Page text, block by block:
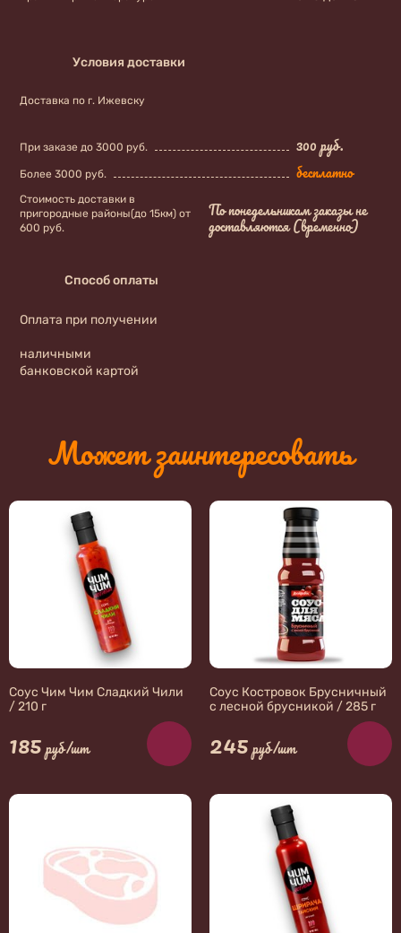
Условия доставки
Доставка по г. Ижевску
При заказе до 3000 руб. 300 руб.
Более 3000 руб. бесплатно
Стоимость доставки в
пригородные районы(до 15км) от
600 руб.
По понедельникам заказы не
доставляются (временно)
Способ оплаты
Оплата при получении
наличными
банковской картой
Может заинтересовать
Соус Чим Чим Сладкий Чили
/ 210 г
185 руб/шт
Соус Костровок Брусничный
с лесной брусникой / 285 г
245 руб/шт